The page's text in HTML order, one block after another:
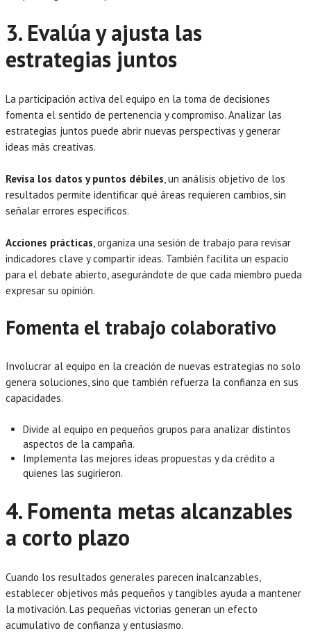
3. Evalúa y ajusta las
estrategias juntos
La participación activa del equipo en la toma de decisiones
fomenta el sentido de pertenencia y compromiso. Analizar las
estrategias juntos puede abrir nuevas perspectivas y generar
ideas más creativas.
Revisa los datos y puntos débiles , un análisis objetivo de los
resultados permite identificar qué áreas requieren cambios, sin
señalar errores específicos.
Acciones prácticas , organiza una sesión de trabajo para revisar
indicadores clave y compartir ideas. También facilita un espacio
para el debate abierto, asegurándote de que cada miembro pueda
expresar su opinión.
Fomenta el trabajo colaborativo
Involucrar al equipo en la creación de nuevas estrategias no solo
genera soluciones, sino que también refuerza la confianza en sus
capacidades.
Divide al equipo en pequeños grupos para analizar distintos
aspectos de la campaña.
Implementa las mejores ideas propuestas y da crédito a
quienes las sugirieron.
4. Fomenta metas alcanzables
a corto plazo
Cuando los resultados generales parecen inalcanzables,
establecer objetivos más pequeños y tangibles ayuda a mantener
la motivación. Las pequeñas victorias generan un efecto
acumulativo de confianza y entusiasmo.